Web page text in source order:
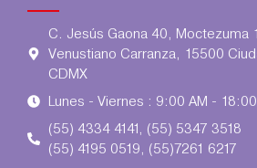
C. Jesús Gaona 40, Moctezuma
Venustiano Carranza, 15500
CDMX
Lunes - Viernes : 9:00 AM -
(55) 4334 4141, (55) 5347 3518
(55) 4195 0519, (55)7261 6217